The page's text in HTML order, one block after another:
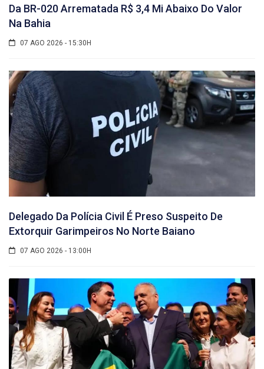
Da BR-020 Arrematada R$ 3,4 Mi Abaixo Do Valor
Na Bahia
07 AGO 2026 - 15:30H
Delegado Da Polícia Civil É Preso Suspeito De
Extorquir Garimpeiros No Norte Baiano
07 AGO 2026 - 13:00H